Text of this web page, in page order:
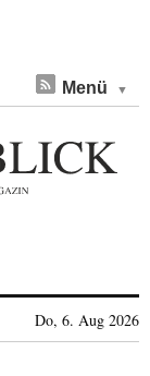
Menü
Do, 6. Aug 2026